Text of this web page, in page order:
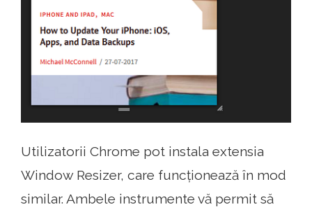
Utilizatorii Chrome pot instala extensia
Window Resizer, care funcționează în mod
similar. Ambele instrumente vă permit să